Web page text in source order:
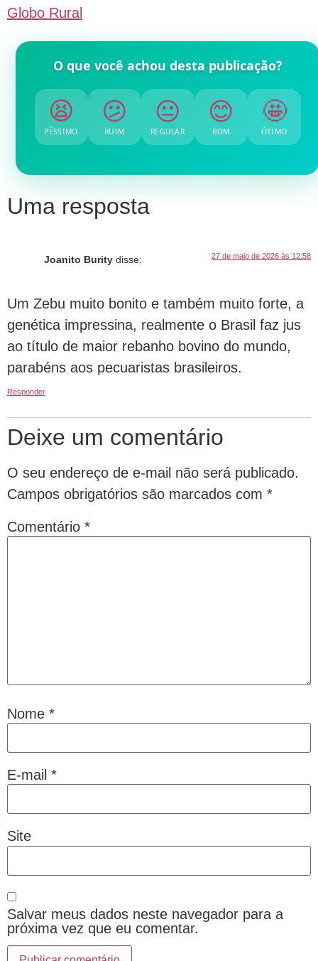
Globo Rural
O que você achou desta publicação?
😫
PÉSSIMO
😕
RUIM
😐
REGULAR
😊
BOM
🤩
ÓTIMO
Uma resposta
Joanito Burity disse: 27 de maio de 2026 às 12:58
Um Zebu muito bonito e também muito forte, a
genética impressina, realmente o Brasil faz jus
ao título de maior rebanho bovino do mundo,
parabéns aos pecuaristas brasileiros.
Responder
Deixe um comentário
O seu endereço de e-mail não será publicado.
Campos obrigatórios são marcados com *
Comentário *
Nome *
E-mail *
Site
Salvar meus dados neste navegador para a
próxima vez que eu comentar.